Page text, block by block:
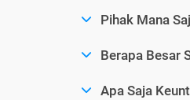
Pihak Mana
Berapa Besar
Apa Saja